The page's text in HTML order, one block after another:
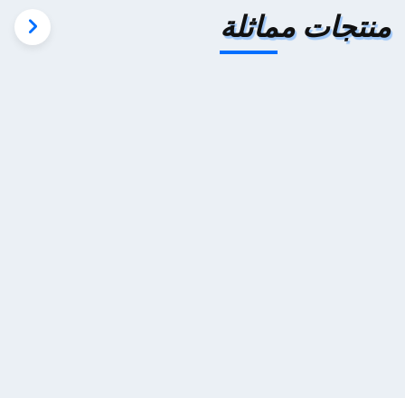
منتجات مماثلة